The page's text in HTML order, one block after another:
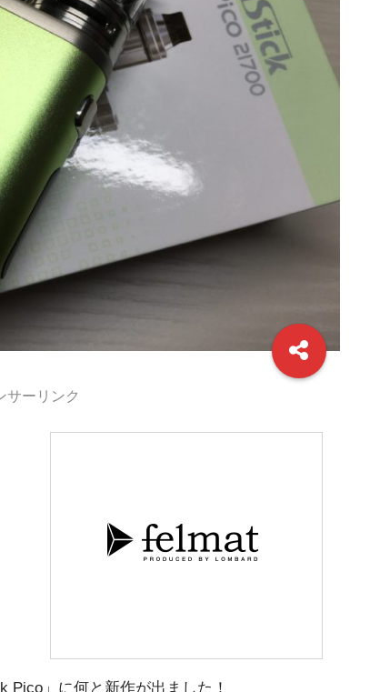
サーリンク
Pico」に何と新作が出ました！